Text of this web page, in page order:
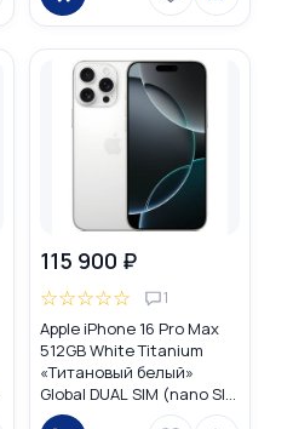
115 900 ₽
☆☆☆☆☆ 1
Apple iPhone 16 Pro Max
512GB White Titanium
«Титановый белый»
Global DUAL SIM (nano SIM
+ eSIM)